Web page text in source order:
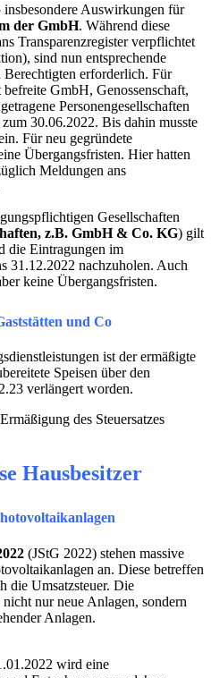
insbesondere Auswirkungen für
der GmbH. Während diese
Transparenzregister verpflichtet
sind nun entsprechende
erforderlich. Für
GmbH, Genossenschaft,
Personengesellschaften
30.06.2022. Bis dahin musste
Für neu gegründete
Übergangsfristen. Hier hatten
Meldungen ans
Gesellschaften
z.B. GmbH & Co. KG) gilt
die Eintragungen im
31.12.2022 nachzuholen. Auch
keine Übergangsfristen.
und Co
ist der ermäßigte
Speisen über den
verlängert worden.
des Steuersatzes
Hausbesitzer
(JStG 2022) stehen massive
an. Diese betreffen
die Umsatzsteuer. Die
nur neue Anlagen, sondern
Anlagen.
wird eine